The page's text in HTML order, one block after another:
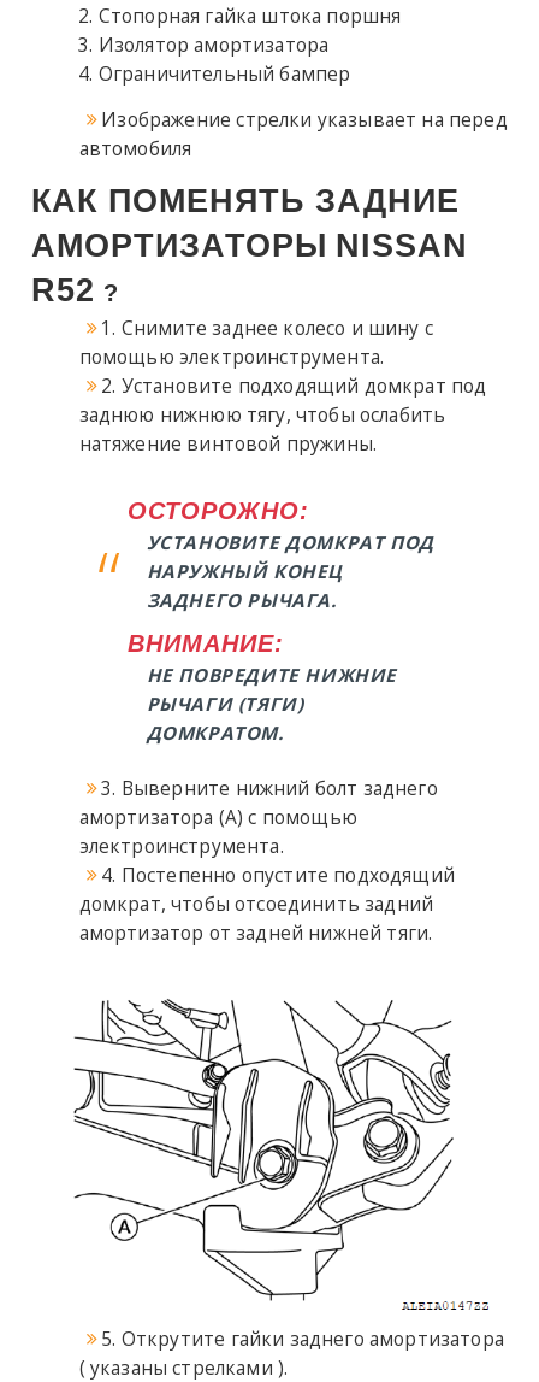
Стопорная гайка штока поршня
Изолятор амортизатора
Ограничительный бампер
Изображение стрелки указывает на перед
автомобиля
КАК ПОМЕНЯТЬ ЗАДНИЕ
АМОРТИЗАТОРЫ NISSAN
R52 ?
1. Снимите заднее колесо и шину с
помощью электроинструмента.
2. Установите подходящий домкрат под
заднюю нижнюю тягу, чтобы ослабить
натяжение винтовой пружины.
ОСТОРОЖНО:
УСТАНОВИТЕ ДОМКРАТ ПОД
НАРУЖНЫЙ КОНЕЦ
ЗАДНЕГО РЫЧАГА.
ВНИМАНИЕ:
НЕ ПОВРЕДИТЕ НИЖНИЕ
РЫЧАГИ (ТЯГИ)
ДОМКРАТОМ.
3. Выверните нижний болт заднего
амортизатора (A) с помощью
электроинструмента.
4. Постепенно опустите подходящий
домкрат, чтобы отсоединить задний
амортизатор от задней нижней тяги.
5. Открутите гайки заднего амортизатора
( указаны стрелками ).